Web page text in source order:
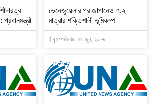
ভেনেজুয়েলার পর জাপানেও ৭.২
মাত্রার শক্তিশালী ভূমিকম্প
বৃহস্পতিবার, ২৫ জুন, ২০২৬